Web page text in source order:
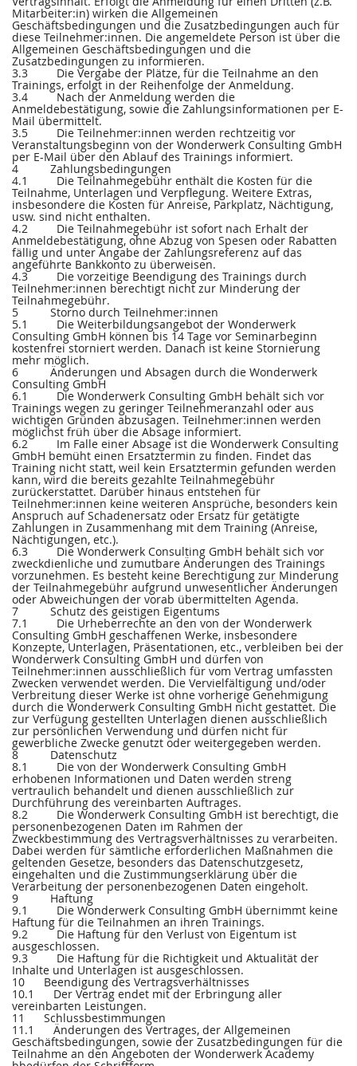
Mitarbeiter:in) wirken die Allgemeinen
Geschäftsbedingungen und die Zusatzbedingungen auch für
diese Teilnehmer:innen. Die angemeldete Person ist über die
Allgemeinen Geschäftsbedingungen und die
Zusatzbedingungen zu informieren.
3.3 Die Vergabe der Plätze, für die Teilnahme an den
Trainings, erfolgt in der Reihenfolge der Anmeldung.
3.4 Nach der Anmeldung werden die
Anmeldebestätigung, sowie die Zahlungsinformationen per E-
Mail übermittelt.
3.5 Die Teilnehmer:innen werden rechtzeitig vor
Veranstaltungsbeginn von der Wonderwerk Consulting GmbH
per E-Mail über den Ablauf des Trainings informiert.
4 Zahlungsbedingungen
4.1 Die Teilnahmegebühr enthält die Kosten für die
Teilnahme, Unterlagen und Verpflegung. Weitere Extras,
insbesondere die Kosten für Anreise, Parkplatz, Nächtigung,
usw. sind nicht enthalten.
4.2 Die Teilnahmegebühr ist sofort nach Erhalt der
Anmeldebestätigung, ohne Abzug von Spesen oder Rabatten
fällig und unter Angabe der Zahlungsreferenz auf das
angeführte Bankkonto zu überweisen.
4.3 Die vorzeitige Beendigung des Trainings durch
Teilnehmer:innen berechtigt nicht zur Minderung der
Teilnahmegebühr.
5 Storno durch Teilnehmer:innen
5.1 Die Weiterbildungsangebot der Wonderwerk
Consulting GmbH können bis 14 Tage vor Seminarbeginn
kostenfrei storniert werden. Danach ist keine Stornierung
mehr möglich.
6 Änderungen und Absagen durch die Wonderwerk
Consulting GmbH
6.1 Die Wonderwerk Consulting GmbH behält sich vor
Trainings wegen zu geringer Teilnehmeranzahl oder aus
wichtigen Gründen abzusagen. Teilnehmer:innen werden
möglichst früh über die Absage informiert.
6.2 Im Falle einer Absage ist die Wonderwerk Consulting
GmbH bemüht einen Ersatztermin zu finden. Findet das
Training nicht statt, weil kein Ersatztermin gefunden werden
kann, wird die bereits gezahlte Teilnahmegebühr
zurückerstattet. Darüber hinaus entstehen für
Teilnehmer:innen keine weiteren Ansprüche, besonders kein
Anspruch auf Schadenersatz oder Ersatz für getätigte
Zahlungen in Zusammenhang mit dem Training (Anreise,
Nächtigungen, etc.).
6.3 Die Wonderwerk Consulting GmbH behält sich vor
zweckdienliche und zumutbare Änderungen des Trainings
vorzunehmen. Es besteht keine Berechtigung zur Minderung
der Teilnahmegebühr aufgrund unwesentlicher Änderungen
oder Abweichungen der vorab übermittelten Agenda.
7 Schutz des geistigen Eigentums
7.1 Die Urheberrechte an den von der Wonderwerk
Consulting GmbH geschaffenen Werke, insbesondere
Konzepte, Unterlagen, Präsentationen, etc., verbleiben bei der
Wonderwerk Consulting GmbH und dürfen von
Teilnehmer:innen ausschließlich für vom Vertrag umfassten
Zwecken verwendet werden. Die Vervielfältigung und/oder
Verbreitung dieser Werke ist ohne vorherige Genehmigung
durch die Wonderwerk Consulting GmbH nicht gestattet. Die
zur Verfügung gestellten Unterlagen dienen ausschließlich
zur persönlichen Verwendung und dürfen nicht für
gewerbliche Zwecke genutzt oder weitergegeben werden.
8 Datenschutz
8.1 Die von der Wonderwerk Consulting GmbH
erhobenen Informationen und Daten werden streng
vertraulich behandelt und dienen ausschließlich zur
Durchführung des vereinbarten Auftrages.
8.2 Die Wonderwerk Consulting GmbH ist berechtigt, die
personenbezogenen Daten im Rahmen der
Zweckbestimmung des Vertragsverhältnisses zu verarbeiten.
Dabei werden für sämtliche erforderlichen Maßnahmen die
geltenden Gesetze, besonders das Datenschutzgesetz,
eingehalten und die Zustimmungserklärung über die
Verarbeitung der personenbezogenen Daten eingeholt.
9 Haftung
9.1 Die Wonderwerk Consulting GmbH übernimmt keine
Haftung für die Teilnahmen an ihren Trainings.
9.2 Die Haftung für den Verlust von Eigentum ist
ausgeschlossen.
9.3 Die Haftung für die Richtigkeit und Aktualität der
Inhalte und Unterlagen ist ausgeschlossen.
10 Beendigung des Vertragsverhältnisses
10.1 Der Vertrag endet mit der Erbringung aller
vereinbarten Leistungen.
11 Schlussbestimmungen
11.1 Änderungen des Vertrages, der Allgemeinen
Geschäftsbedingungen, sowie der Zusatzbedingungen für die
Teilnahme an den Angeboten der Wonderwerk Academy